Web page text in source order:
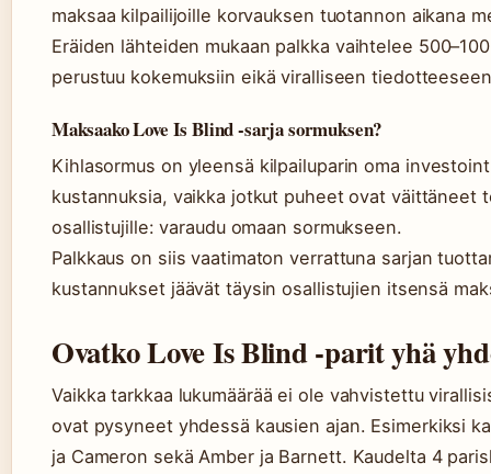
maksaa kilpailijoille korvauksen tuotannon aikana
Eräiden lähteiden mukaan palkka vaihtelee
perustuu kokemuksiin eikä viralliseen
Maksaako Love Is Blind -sarja sormuksen?
Kihlasormus on yleensä kilpailuparin oma
kustannuksia, vaikka jotkut puheet ovat väittäneet
osallistujille: varaudu omaan sormukseen.
Palkkaus on siis vaatimaton verrattuna sarjan
kustannukset jäävät täysin osallistujien itsensä
Ovatko Love Is Blind -parit yhä
Vaikka tarkkaa lukumäärää ei ole vahvistettu
ovat pysyneet yhdessä kausien ajan. Esimerkiksi
ja Cameron sekä Amber ja Barnett. Kaudelta 4